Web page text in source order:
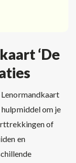
‘De
om je
of
en